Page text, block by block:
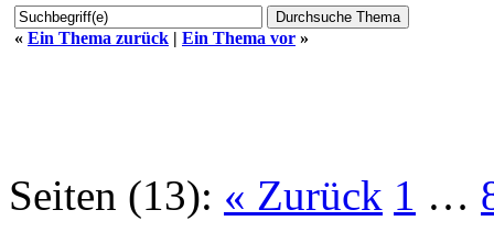
« Ein Thema zurück | Ein Thema vor »
Seiten (13): « Zurück 1 …